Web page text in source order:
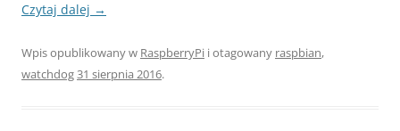
Czytaj dalej →
Wpis opublikowany w RaspberryPi i otagowany raspbian,
watchdog31 sierpnia 2016.